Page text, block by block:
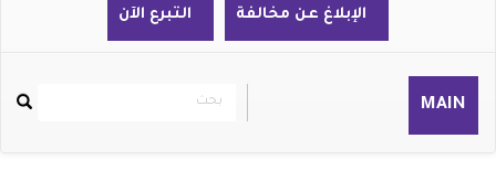
الإبلاغ عن مخالفة التبرع الآن
MAIN
Rechercher
بحث